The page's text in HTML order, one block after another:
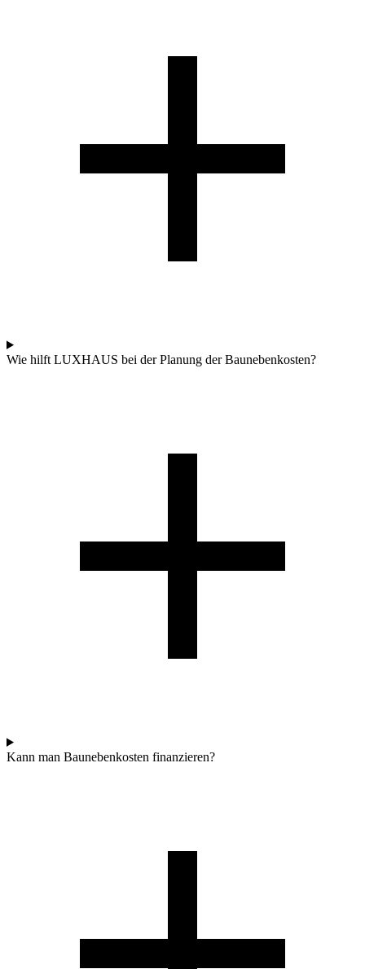
Wie hilft LUXHAUS bei der Planung der Baunebenkosten?
Kann man Baunebenkosten finanzieren?